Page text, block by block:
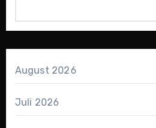
August 2026
Juli 2026